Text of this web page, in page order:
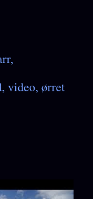
video ørret